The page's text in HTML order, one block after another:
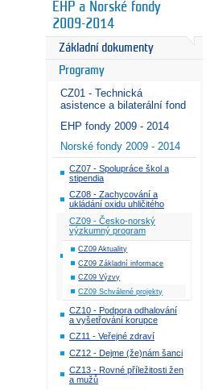
EHP a Norské fondy
2009-2014
Základní dokumenty
Programy
CZ01 - Technická
asistence a bilaterální fond
EHP fondy 2009 - 2014
Norské fondy 2009 - 2014
CZ07 - Spolupráce škol a
stipendia
CZ08 - Zachycování a
ukládání oxidu uhličitého
CZ09 - Česko-norský
výzkumný program
CZ09 Aktuality
CZ09 Základní informace
CZ09 Výzvy
CZ09 Schválené projekty
CZ10 - Podpora odhalování
a vyšetřování korupce
CZ11 - Veřejné zdraví
CZ12 - Dejme (že)nám šanci
CZ13 - Rovné příležitosti žen
a mužů